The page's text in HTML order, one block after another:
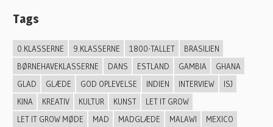
t
e
g
o
r
i
Tags
0.KLASSERNE 9.KLASSERNE 1800-TALLET
BRASILIEN
BØRNEHAVEKLASSERNE
DANS ESTLAND GAMBIA
GHANA
GLAD
GLÆDE GOD OPLEVELSE INDIEN INTERVIEW
ISJ
KINA
KREATIV KULTUR KUNST
LET IT GROW
LET IT GROW MØDE
MAD MADGLÆDE MALAWI MEXICO